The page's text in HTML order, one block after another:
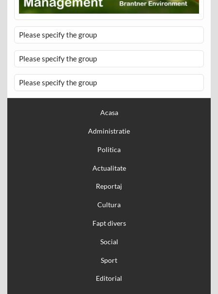
Please specify the group
Please specify the group
Please specify the group
Acasa
Administratie
Politica
Actualitate
Reportaj
Cultura
Fapt divers
Social
Sport
Editorial